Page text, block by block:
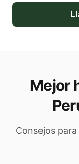
Mejor
Consejos